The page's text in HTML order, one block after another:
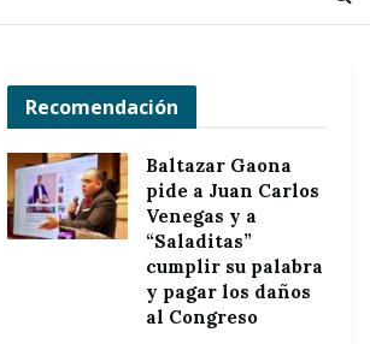
Recomendación
Baltazar Gaona
pide a Juan Carlos
Venegas y a
“Saladitas”
cumplir su palabra
y pagar los daños
al Congreso